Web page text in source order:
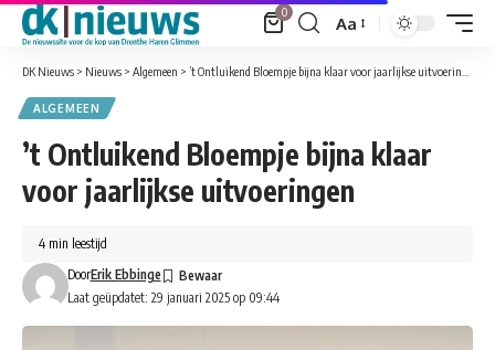
0
Font
Resizer
Aa
DK Nieuws > Nieuws > Algemeen > ’t Ontluikend Bloempje bijna klaar voor jaarlijkse uitvoeringen
ALGEMEEN
’t Ontluikend Bloempje bijna klaar
voor jaarlijkse uitvoeringen
Laat geüpdatet: 29 januari 2025 op 09:44
DoorErik Ebbinge
4 min leestijd